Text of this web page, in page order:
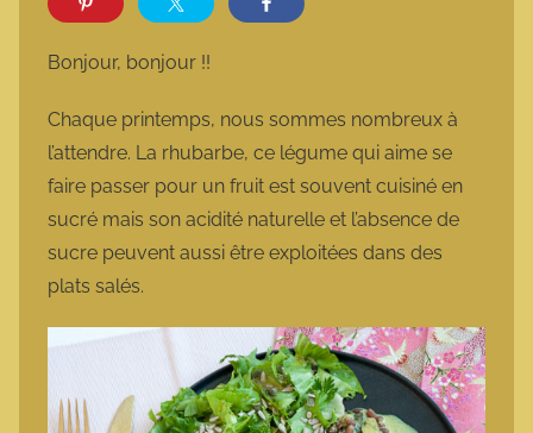
o
t
t
e
Bonjour, bonjour !!
Chaque printemps, nous sommes nombreux à
l’attendre. La rhubarbe, ce légume qui aime se
faire passer pour un fruit est souvent cuisiné en
sucré mais son acidité naturelle et l’absence de
sucre peuvent aussi être exploitées dans des
plats salés.